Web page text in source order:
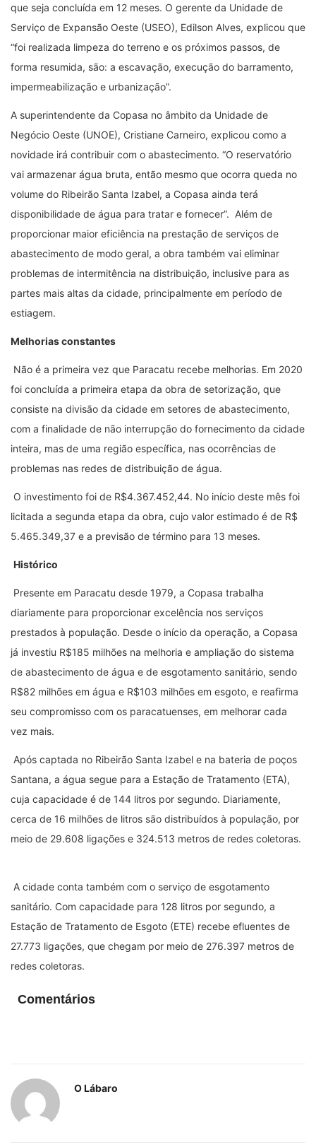
que seja concluída em 12 meses. O gerente da Unidade de
Serviço de Expansão Oeste (USEO), Edilson Alves, explicou que
“foi realizada limpeza do terreno e os próximos passos, de
forma resumida, são: a escavação, execução do barramento,
impermeabilização e urbanização”.
A superintendente da Copasa no âmbito da Unidade de
Negócio Oeste (UNOE), Cristiane Carneiro, explicou como a
novidade irá contribuir com o abastecimento. “O reservatório
vai armazenar água bruta, então mesmo que ocorra queda no
volume do Ribeirão Santa Izabel, a Copasa ainda terá
disponibilidade de água para tratar e fornecer”. Além de
proporcionar maior eficiência na prestação de serviços de
abastecimento de modo geral, a obra também vai eliminar
problemas de intermitência na distribuição, inclusive para as
partes mais altas da cidade, principalmente em período de
estiagem.
Melhorias constantes
Não é a primeira vez que Paracatu recebe melhorias. Em 2020
foi concluída a primeira etapa da obra de setorização, que
consiste na divisão da cidade em setores de abastecimento,
com a finalidade de não interrupção do fornecimento da cidade
inteira, mas de uma região específica, nas ocorrências de
problemas nas redes de distribuição de água.
O investimento foi de R$4.367.452,44. No início deste mês foi
licitada a segunda etapa da obra, cujo valor estimado é de R$
5.465.349,37 e a previsão de término para 13 meses.
Histórico
Presente em Paracatu desde 1979, a Copasa trabalha
diariamente para proporcionar excelência nos serviços
prestados à população. Desde o início da operação, a Copasa
já investiu R$185 milhões na melhoria e ampliação do sistema
de abastecimento de água e de esgotamento sanitário, sendo
R$82 milhões em água e R$103 milhões em esgoto, e reafirma
seu compromisso com os paracatuenses, em melhorar cada
vez mais.
Após captada no Ribeirão Santa Izabel e na bateria de poços
Santana, a água segue para a Estação de Tratamento (ETA),
cuja capacidade é de 144 litros por segundo. Diariamente,
cerca de 16 milhões de litros são distribuídos à população, por
meio de 29.608 ligações e 324.513 metros de redes coletoras.
A cidade conta também com o serviço de esgotamento
sanitário. Com capacidade para 128 litros por segundo, a
Estação de Tratamento de Esgoto (ETE) recebe efluentes de
27.773 ligações, que chegam por meio de 276.397 metros de
redes coletoras.
Comentários
O Lábaro